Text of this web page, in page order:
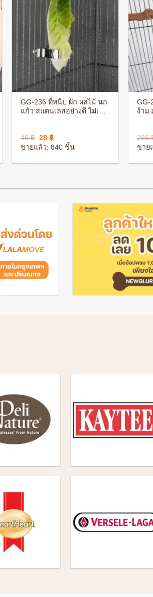
GG-236 ที่หนีบ ผัก ผลไม้ นก
แก้ว สแตนเลสอย่างดี ไม่เป็น
46฿ Original
price
was:
28 ฿Current
price
is:
ขายแล้ว: 840 ชิ้น
+
GG-
ง้าม
286
ขาย